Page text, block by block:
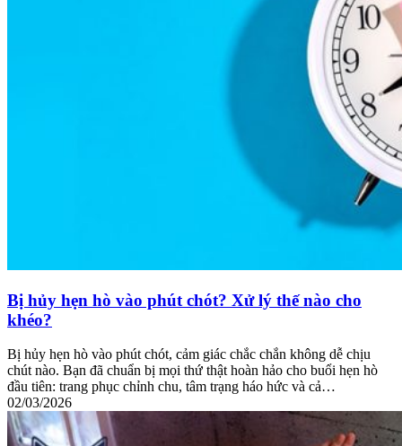
Bị hủy hẹn hò vào phút chót? Xử lý thế nào cho
khéo?
Bị hủy hẹn hò vào phút chót, cảm giác chắc chắn không dễ chịu
chút nào. Bạn đã chuẩn bị mọi thứ thật hoàn hảo cho buổi hẹn hò
đầu tiên: trang phục chỉnh chu, tâm trạng háo hức và cả…
02/03/2026